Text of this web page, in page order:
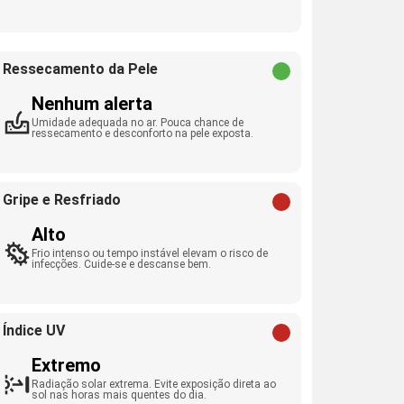
Ressecamento da Pele
Nenhum alerta
Umidade adequada no ar. Pouca chance de
ressecamento e desconforto na pele exposta.
Gripe e Resfriado
Alto
Frio intenso ou tempo instável elevam o risco de
infecções. Cuide-se e descanse bem.
Índice UV
Extremo
Radiação solar extrema. Evite exposição direta ao
sol nas horas mais quentes do dia.